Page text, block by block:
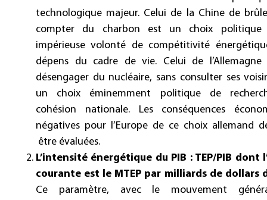
technologique majeur. Celui de la Chine de
compter du charbon est un choix politique
impérieuse volonté de compétitivité
dépens du cadre de vie. Celui de l’Allemagne
désengager du nucléaire, sans consulter ses
un choix éminemment politique de
cohésion nationale. Les conséquences
négatives pour l’Europe de ce choix allemand
être évaluées.
L’intensité énergétique du PIB : TEP/PIB dont
courante est le MTEP par milliards de dollars
Ce paramètre, avec le mouvement